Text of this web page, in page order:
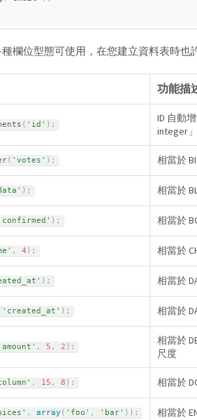
欄位型態可使用，在您建立資料表時也
功能描
( 'id' ) ;
ID 自動
integer
( 'votes' ) ; 相當於
) ; 相當於
) ; 相當於
, 4 ) ; 相當於
) ; 相當於
'created_at' ) ; 相當於
, 5 , 2 ) ;
相當於
尺度
, 15 , 8 ) ; 相當於
, array ( 'foo' , 'bar' ) ) ; 相當於